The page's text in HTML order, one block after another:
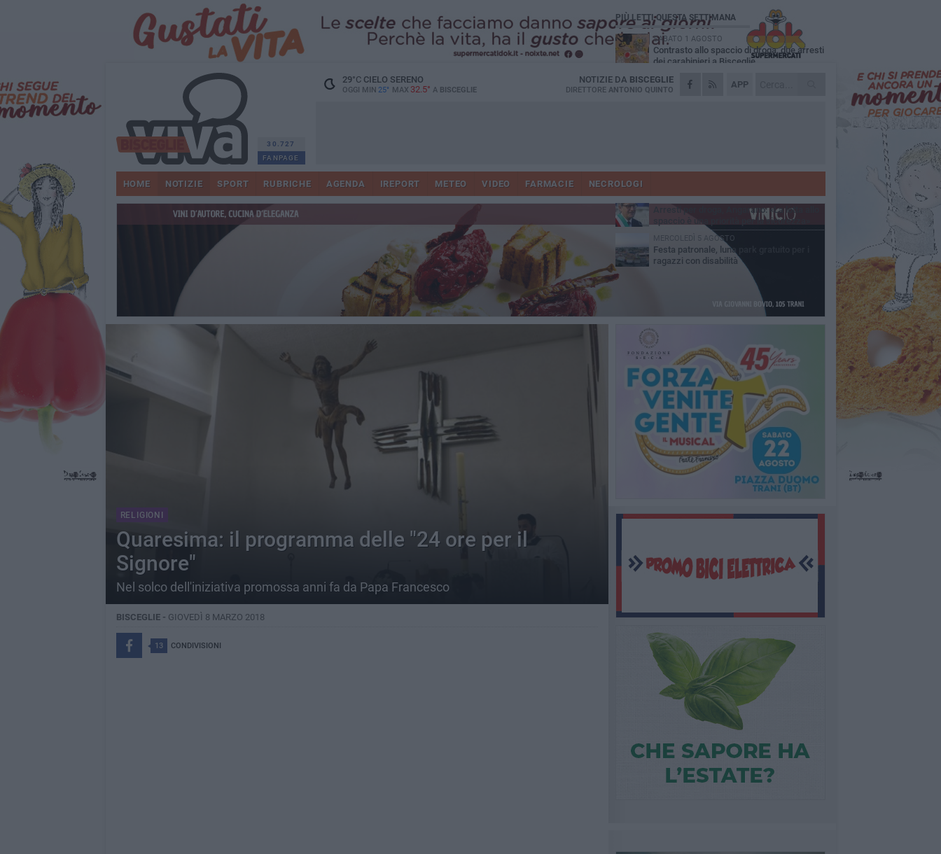
30.727
FANPAGE
29°CCIELO SERENO
OGGI MIN 25° MAX 32.5° A BISCEGLIE
APP
NOTIZIE DA BISCEGLIE
DIRETTORE ANTONIO QUINTO
HOME NOTIZIE SPORT RUBRICHE AGENDA IREPORT METEO VIDEO FARMACIE NECROLOGI
RELIGIONI
Quaresima: il programma delle "24 ore per il
Signore"
Nel solco dell'iniziativa promossa anni fa da Papa Francesco
BISCEGLIE - GIOVEDÌ 8 MARZO 2018
13 CONDIVISIONI
PIÙ LETTI QUESTA SETTIMANA
SABATO 1 AGOSTO
Contrasto allo spaccio di droga, due arresti
dei carabinieri a Bisceglie
MARTEDÌ 4 AGOSTO
Emergenza caldo, il Comune di Bisceglie
Due auto incendiate nella notte in via Dieta
SABATO 1 AGOSTO
Arresti per droga, Angarano: «La lotta allo
spaccio è una priorità per la sicurezza»
MERCOLEDÌ 5 AGOSTO
Festa patronale, luna park gratuito per i
ragazzi con disabilità